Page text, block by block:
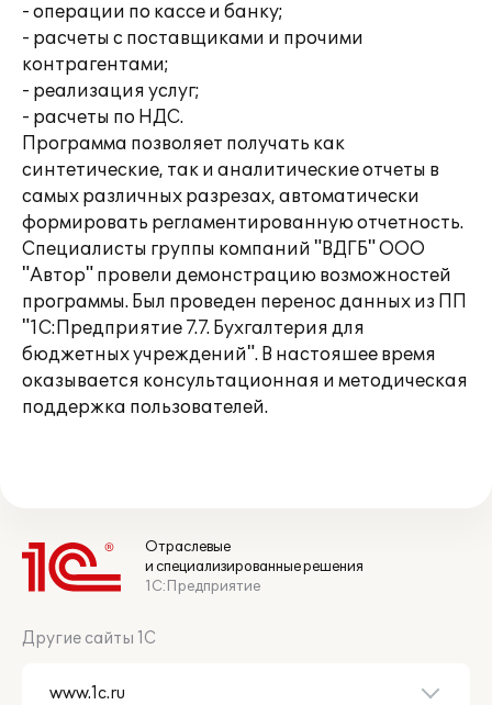
- операции по кассе и банку;
- расчеты с поставщиками и прочими
контрагентами;
- реализация услуг;
- расчеты по НДС.
Программа позволяет получать как
синтетические, так и аналитические отчеты в
самых различных разрезах, автоматически
формировать регламентированную отчетность.
Специалисты группы компаний "ВДГБ" ООО
"Автор" провели демонстрацию возможностей
программы. Был проведен перенос данных из ПП
"1С:Предприятие 7.7. Бухгалтерия для
бюджетных учреждений". В настояшее время
оказывается консультационная и методическая
поддержка пользователей.
Отраслевые
и специализированные решения
1С:Предприятие
Другие сайты 1С